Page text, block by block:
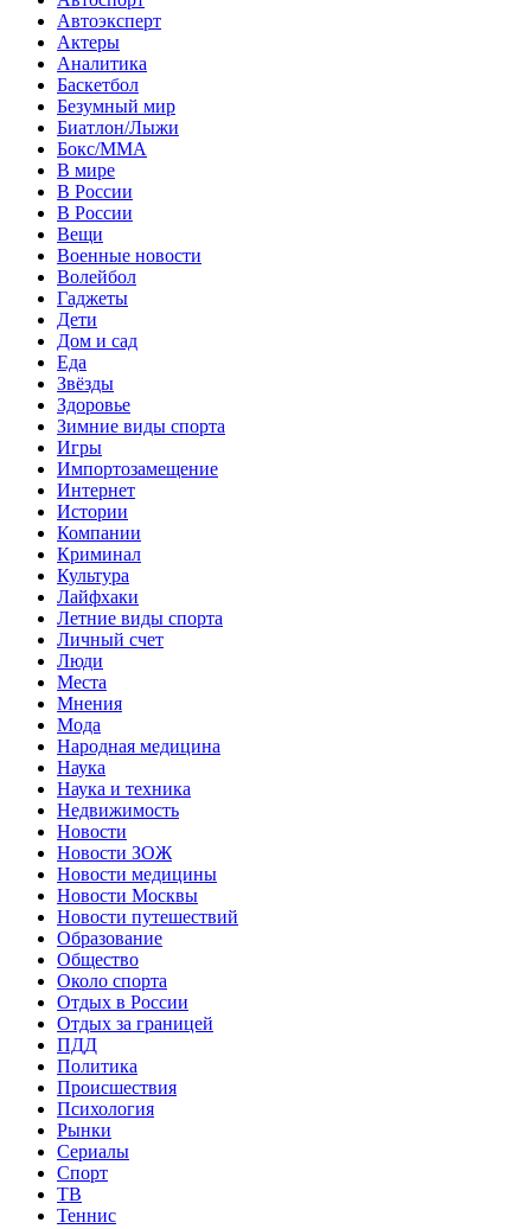
Автоэксперт
Актеры
Аналитика
Баскетбол
Безумный мир
Биатлон/Лыжи
Бокс/MMA
В мире
В России
В России
Вещи
Военные новости
Волейбол
Гаджеты
Дети
Дом и сад
Еда
Звёзды
Здоровье
Зимние виды спорта
Игры
Импортозамещение
Интернет
Истории
Компании
Криминал
Культура
Лайфхаки
Летние виды спорта
Личный счет
Люди
Места
Мнения
Мода
Народная медицина
Наука
Наука и техника
Недвижимость
Новости
Новости ЗОЖ
Новости медицины
Новости Москвы
Новости путешествий
Образование
Общество
Около спорта
Отдых в России
Отдых за границей
ПДД
Политика
Происшествия
Психология
Рынки
Сериалы
Спорт
ТВ
Теннис